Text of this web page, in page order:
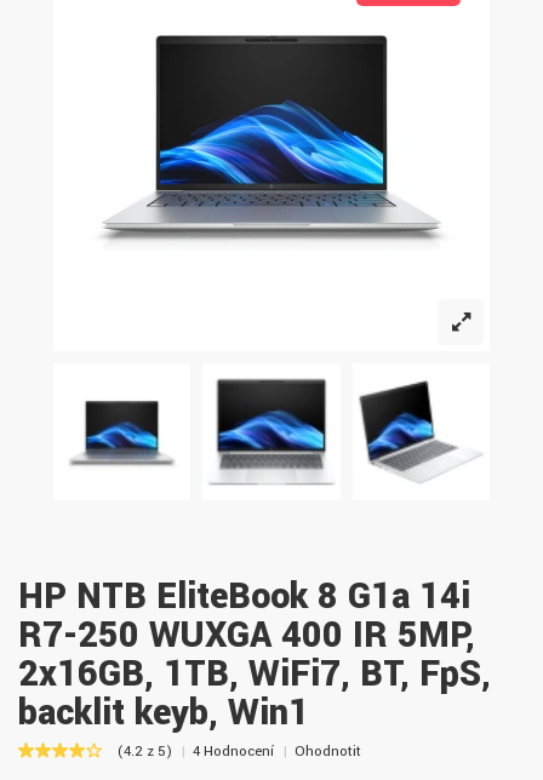
HP NTB EliteBook 8 G1a 14i
R7-250 WUXGA 400 IR 5MP,
2x16GB, 1TB, WiFi7, BT, FpS,
backlit keyb, Win1
(4.2 z 5) 4 Hodnocení Ohodnotit